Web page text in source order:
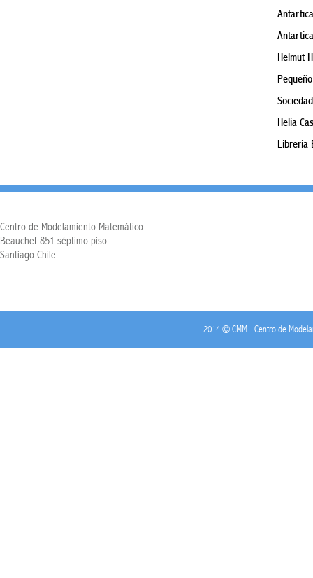
Helmut
Helia
Libreria
Centro de Modelamiento Matemático
Beauchef 851 séptimo piso
Santiago Chile
2014 © CMM - Centro de